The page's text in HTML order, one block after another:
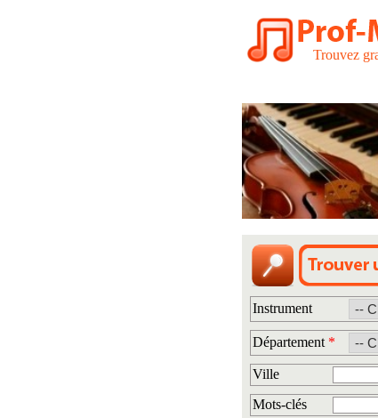
Trouvez
Instrument
Département *
Ville
Mots-clés